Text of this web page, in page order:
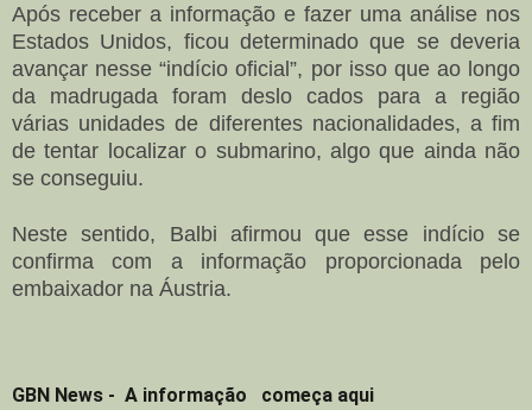
Após receber a informação e fazer uma análise nos
Estados Unidos, ficou determinado que se deveria
avançar nesse “indício oficial”, por isso que ao longo
da madrugada foram deslo cados para a região
várias unidades de diferentes nacionalidades, a fim
de tentar localizar o submarino, algo que ainda não
se conseguiu.
Neste sentido, Balbi afirmou que esse indício se
confirma com a informação proporcionada pelo
embaixador na Áustria.
GBN News - A informação começa aqui